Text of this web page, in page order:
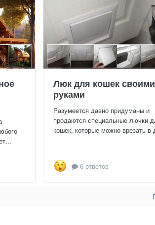
Люк для кошек своими
руками
Разумеется давно придуманы и
продаются специальные лючки
кошек, которые можно врезать в
6 ответов